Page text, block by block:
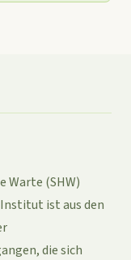
Warte (SHW)
Institut ist aus den
die sich